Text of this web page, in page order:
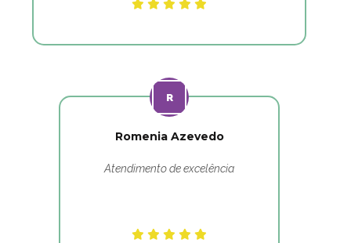
Romenia Azevedo
Atendimento de excelência